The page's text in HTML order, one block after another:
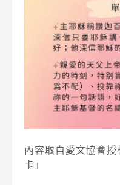
內容取自愛文協會
卡」